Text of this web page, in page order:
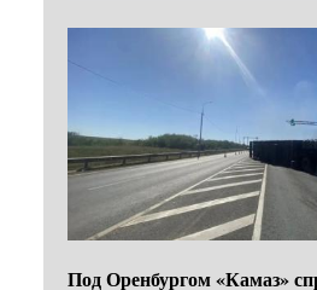
Под Оренбургом «Камаз»